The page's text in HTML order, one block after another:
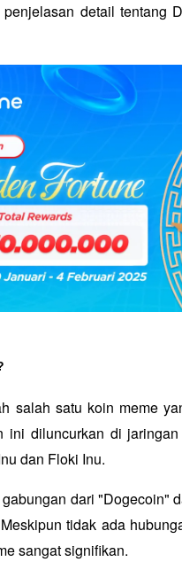
detail tentang
salah satu koin meme
diluncurkan di
dan Floki Inu.
dari "Dogecoin"
tidak ada
sangat signifikan.